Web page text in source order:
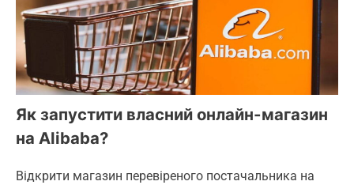
Як запустити власний онлайн-магазин
на Alibaba?
Відкрити магазин перевіреного постачальника на